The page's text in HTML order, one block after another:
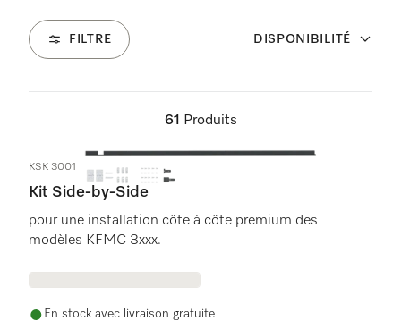
FILTRE DISPONIBILITÉ
61 Produits
KSK 3001
Kit Side-by-Side
pour une installation côte à côte premium des
modèles KFMC 3xxx.
En stock avec livraison gratuite